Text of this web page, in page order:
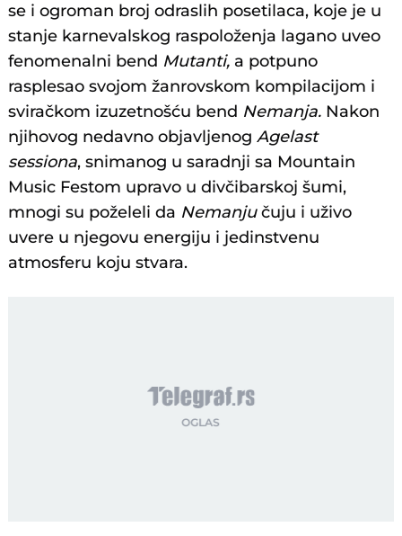
se i ogroman broj odraslih posetilaca, koje je u
stanje karnevalskog raspoloženja lagano uveo
fenomenalni bend Mutanti, a potpuno
rasplesao svojom žanrovskom kompilacijom i
sviračkom izuzetnošću bend Nemanja. Nakon
njihovog nedavno objavljenogAgelast
sessiona, snimanog u saradnji sa Mountain
Music Festom upravo u divčibarskoj šumi,
mnogi su poželeli da Nemanjučuju i uživo
uvere u njegovu energiju i jedinstvenu
atmosferu koju stvara.